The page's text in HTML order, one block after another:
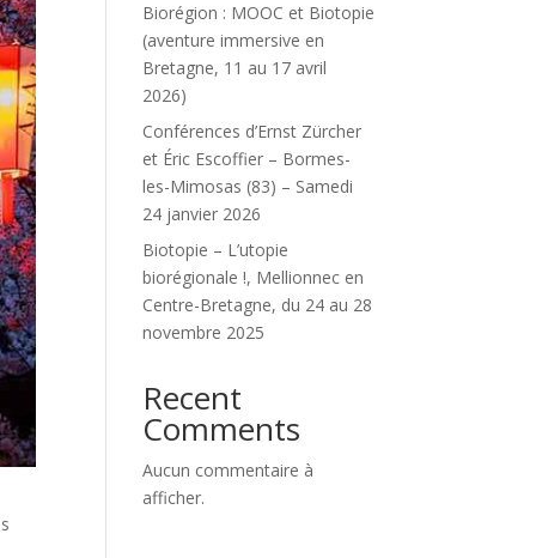
Biorégion : MOOC et Biotopie
(aventure immersive en
Bretagne, 11 au 17 avril
2026)
Conférences d’Ernst Zürcher
et Éric Escoffier – Bormes-
les-Mimosas (83) – Samedi
24 janvier 2026
Biotopie – L’utopie
biorégionale !, Mellionnec en
Centre-Bretagne, du 24 au 28
novembre 2025
Recent
Comments
Aucun commentaire à
afficher.